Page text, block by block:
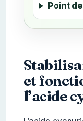
Point
et
l’acide